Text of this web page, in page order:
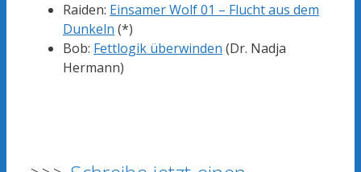
Raiden: Einsamer Wolf 01 – Flucht aus dem
Dunkeln (*)
Bob: Fettlogik überwinden (Dr. Nadja
Hermann)